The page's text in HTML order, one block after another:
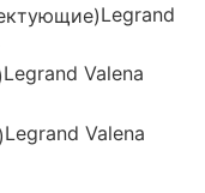
Legrand
Legrand Valena
Legrand Valena